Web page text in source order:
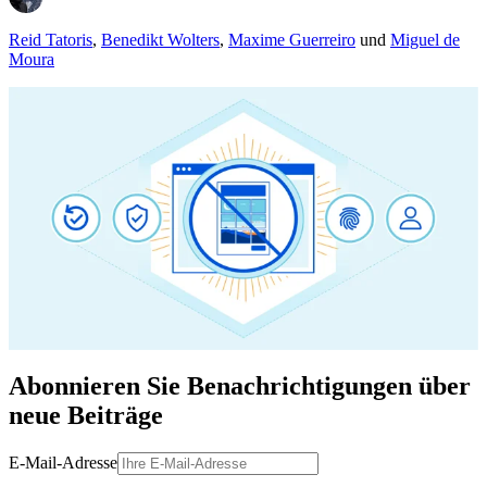
Reid Tatoris, Benedikt Wolters, Maxime Guerreiro und Miguel de
Moura
Abonnieren Sie Benachrichtigungen über
neue Beiträge
E-Mail-Adresse